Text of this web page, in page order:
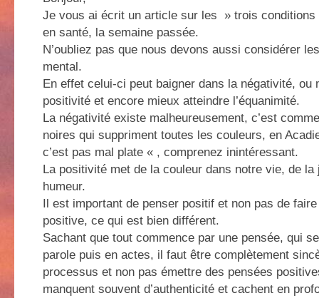
Je vous ai écrit un article sur les » trois
en santé, la semaine passée.
N’oubliez pas que nous devons aussi considérer
mental.
En effet celui-ci peut baigner dans la négativité, ou
positivité et encore mieux atteindre l’équanimité.
La négativité existe malheureusement, c’est
noires qui suppriment toutes les couleurs, en
c’est pas mal plate « , comprenez inintéressant.
La positivité met de la couleur dans notre vie, de la
humeur.
Il est important de penser positif et non pas de
positive, ce qui est bien différent.
Sachant que tout commence par une pensée, qui
parole puis en actes, il faut être complètement
processus et non pas émettre des pensées
manquent souvent d’authenticité et cachent en